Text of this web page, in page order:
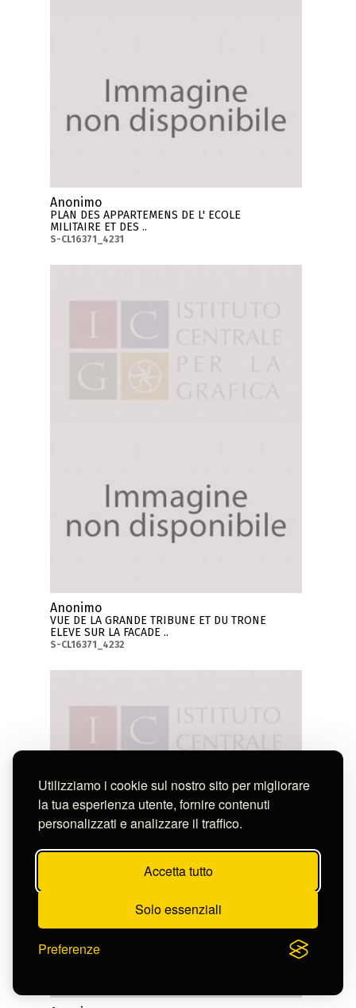
Utilizziamo i cookie sul nostro sito per migliorare
la tua esperienza utente, fornire contenuti
personalizzati e analizzare il traffico.
Accetta tutto
Solo essenziali
Preferenze
Anonimo
PLAN DES APPARTEMENS DE L' ECOLE
MILITAIRE ET DES ..
S-CL16371_4231
Anonimo
VUE DE LA GRANDE TRIBUNE ET DU TRONE
ELEVE SUR LA FACADE ..
S-CL16371_4232